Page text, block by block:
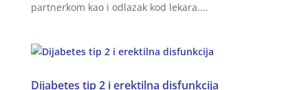
partnerkom kao i odlazak kod lekara....
Dijabetes tip 2 i erektilna disfunkcija